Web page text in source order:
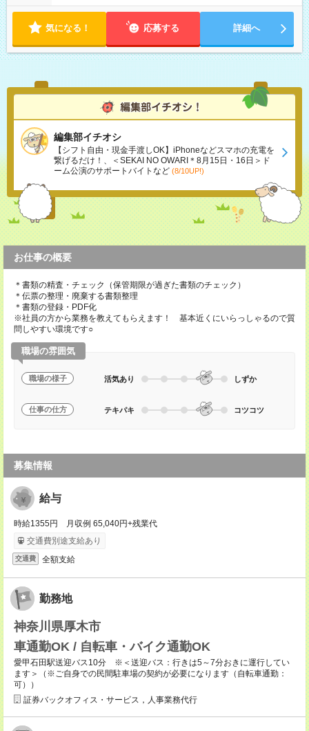
7~8時間 シフト例 ・10時00分～18時00分 ・10時00分～19時00
気になる！ 応募する 詳細へ
編集部イチオシ
【シフト自由・現金手渡しOK】iPhoneなどスマホの充電を
繋げるだけ！、＜SEKAI NO OWARI＊8月15日・16日＞ド
ーム公演のサポートバイトなど (8/10UP!)
お仕事の概要
＊書類の精査・チェック（保管期限が過ぎた書類のチェック）
＊伝票の整理・廃棄する書類整理
＊書類の登録・PDF化
※社員の方から業務を教えてもらえます！ 基本近くにいらっしゃるので質
問しやすい環境です○
職場の雰囲気
職場の様子 活気あり しずか
仕事の仕方 テキパキ コツコツ
募集情報
給与
時給1355円 月収例 65,040円+残業代
交通費別途支給あり
交通費 全額支給
勤務地
神奈川県厚木市
車通勤OK / 自転車・バイク通勤OK
愛甲石田駅送迎バス10分 ※＜送迎バス：行きは5～7分おきに運行してい
ます＞（※ご自身での民間駐車場の契約が必要になります（自転車通勤：
可））
証券バックオフィス・サービス，人事業務代行